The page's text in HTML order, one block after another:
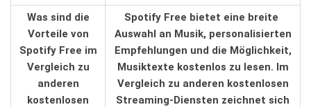
Was sind die
⁣Vorteile von
Spotify Free im‍
Vergleich zu
anderen
kostenlosen
Spotify Free bietet ‍eine breite ​
Auswahl an⁣ Musik, personalisierten
Empfehlungen​ und ‍die ‍Möglichkeit,⁤
Musiktexte kostenlos zu lesen. ‌Im
Vergleich zu anderen kostenlosen
Streaming-Diensten zeichnet sich